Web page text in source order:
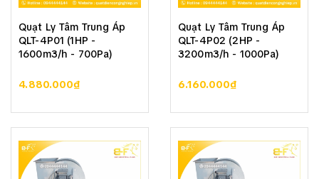
Quạt Ly Tâm Trung Áp
QLT-4P01 (1HP -
1600m3/h - 700Pa)
4.880.000₫
Quạt Ly Tâm Trung Áp
QLT-4P02 (2HP -
3200m3/h - 1000Pa)
6.160.000₫